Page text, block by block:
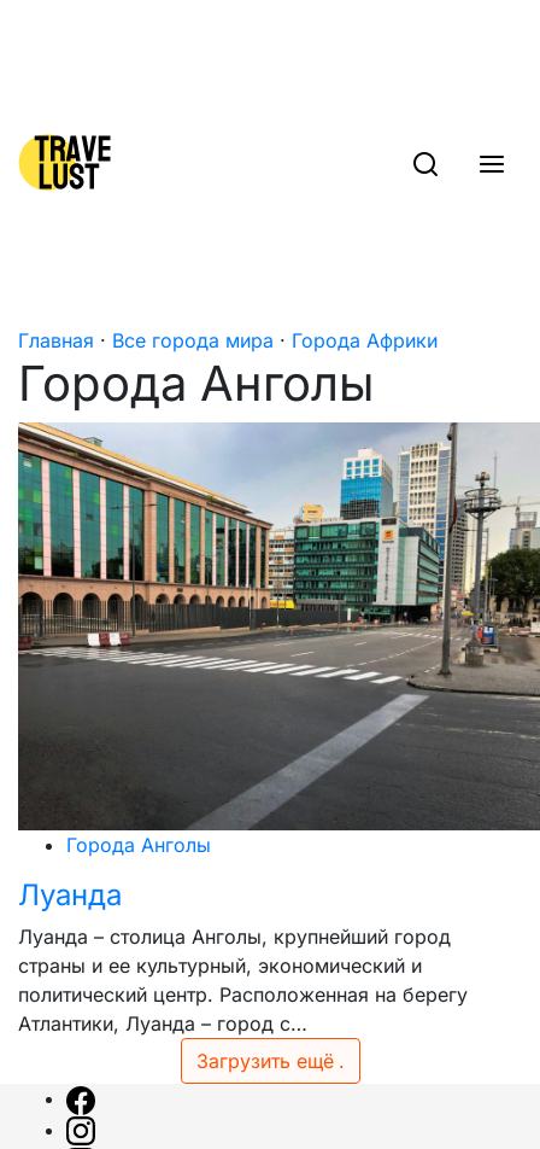
Главная · Все города мира · Города Африки
Города Анголы
Города Анголы
Луанда
Луанда – столица Анголы, крупнейший город
страны и ее культурный, экономический и
политический центр. Расположенная на берегу
Атлантики, Луанда – город с…
Загрузить ещё .